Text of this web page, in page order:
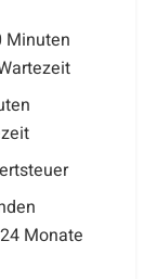
Minuten
Monate